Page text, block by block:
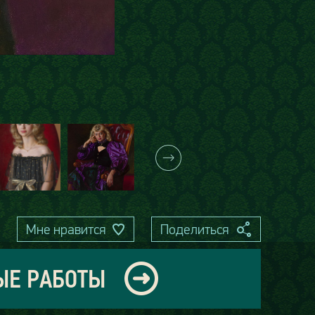
Мне нравится Поделиться
РАБОТЫ